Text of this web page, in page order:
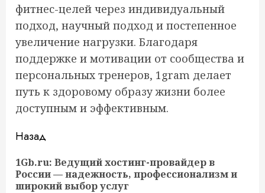
фитнес-целей через индивидуальный
подход, научный подход и постепенное
увеличение нагрузки. Благодаря
поддержке и мотивации от сообщества и
персональных тренеров, 1gram делает
путь к здоровому образу жизни более
доступным и эффективным.
Продолжить
чтение
Назад
1Gb.ru: Ведущий хостинг-провайдер в
России — надежность, профессионализм и
широкий выбор услуг